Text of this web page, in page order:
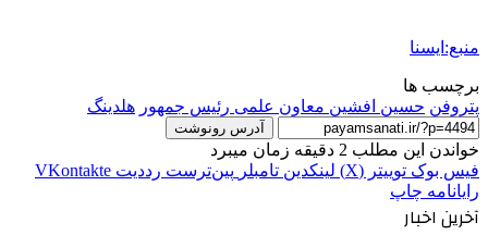
منبع:ایسنا
برچسب ها
پتروفن حسین افشین معاون علمی رئیس جمهور هلدينگ
آدرس رونوشت
خواندن این مطلب 2 دقیقه زمان میبرد
فیس بوک توییتر (X) لینکدین ‫تامبلر ‫پین‌ترست ‫رددیت ‫VKontakte
رایانامه چاپ
آخرین اخبار